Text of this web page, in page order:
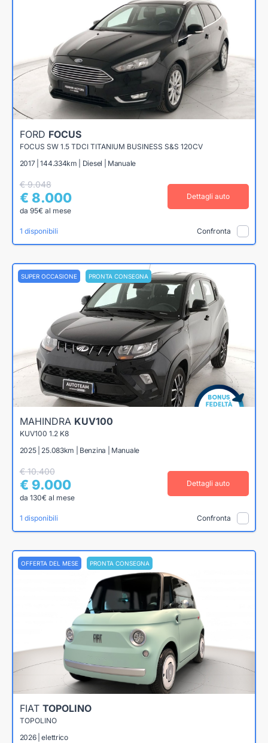
FORD FOCUS
FOCUS SW 1.5 TDCI TITANIUM BUSINESS S&S 120CV
2017 | 144.334km | Diesel | Manuale
€ 9.048
€ 8.000
da 95€ al mese
Dettagli auto
1 disponibili Confronta
SUPER OCCASIONE PRONTA CONSEGNA
MAHINDRA KUV100
KUV100 1.2 K8
2025 | 25.083km | Benzina | Manuale
€ 10.400
€ 9.000
da 130€ al mese
Dettagli auto
1 disponibili Confronta
OFFERTA DEL MESE PRONTA CONSEGNA
FIAT TOPOLINO
TOPOLINO
2026 | elettrico